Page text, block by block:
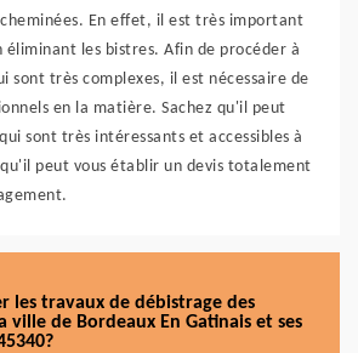
En effet, il est très important
les bistres. Afin de procéder à
sont très complexes, il est nécessaire de
en la matière. Sachez qu'il peut
sont très intéressants et accessibles à
peut vous établir un devis totalement
les travaux de débistrage des
ville de Bordeaux En Gatinais et ses